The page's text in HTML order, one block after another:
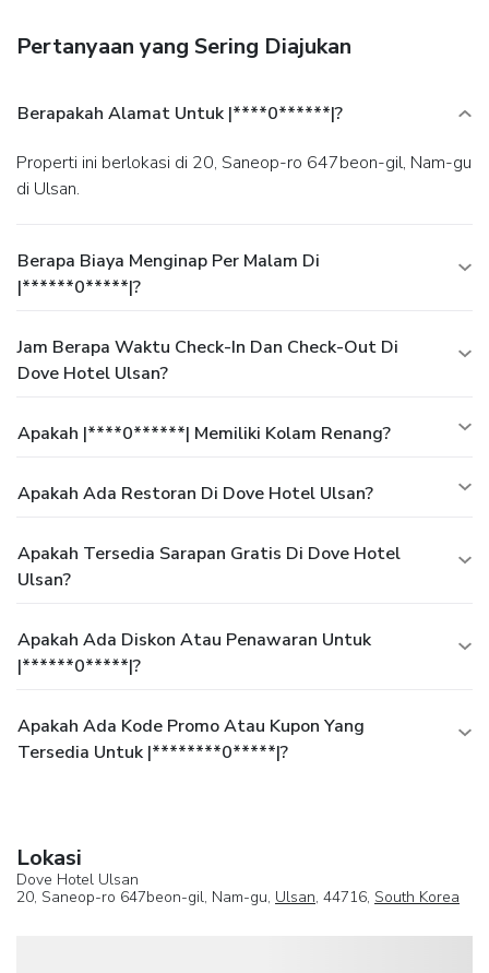
Pertanyaan yang Sering Diajukan
Berapakah Alamat Untuk |****0******|?
Properti ini berlokasi di 20, Saneop-ro 647beon-gil, Nam-gu
di Ulsan.
Berapa Biaya Menginap Per Malam Di
|******0*****|?
Jam Berapa Waktu Check-In Dan Check-Out Di
Dove Hotel Ulsan?
Apakah |****0******| Memiliki Kolam Renang?
Apakah Ada Restoran Di Dove Hotel Ulsan?
Apakah Tersedia Sarapan Gratis Di Dove Hotel
Ulsan?
Apakah Ada Diskon Atau Penawaran Untuk
|******0*****|?
Apakah Ada Kode Promo Atau Kupon Yang
Tersedia Untuk |********0*****|?
Lokasi
Dove Hotel Ulsan
20, Saneop-ro 647beon-gil, Nam-gu, Ulsan, 44716, South Korea